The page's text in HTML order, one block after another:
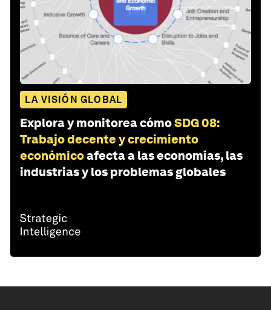
LA VISIÓN GLOBAL
Explora y monitorea cómoSDG 08:
Trabajo decente y crecimiento
económicoafecta a las economías, las
industrias y los problemas globales